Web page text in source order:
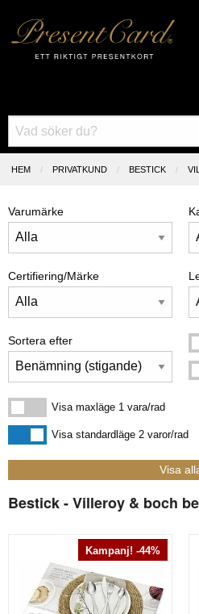
HEM PRIVATKUND BESTICK
Varumärke
Certifiering/Märke
Sortera efter
Visa maxläge 1 vara/rad
Visa maxläge 1 vara/rad
Visa standardlägeVisa standardläge 2 varor/rad
Bestick - Villeroy & boch
Kampanj! -44%